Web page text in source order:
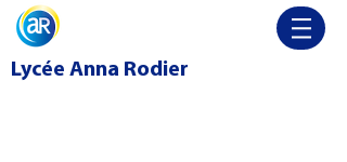
Lycée Anna Rodier